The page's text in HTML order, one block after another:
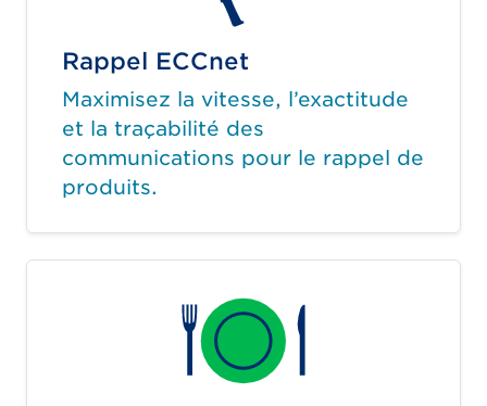
Rappel ECCnet
Maximisez la vitesse, l’exactitude
et la traçabilité des
communications pour le rappel de
produits.